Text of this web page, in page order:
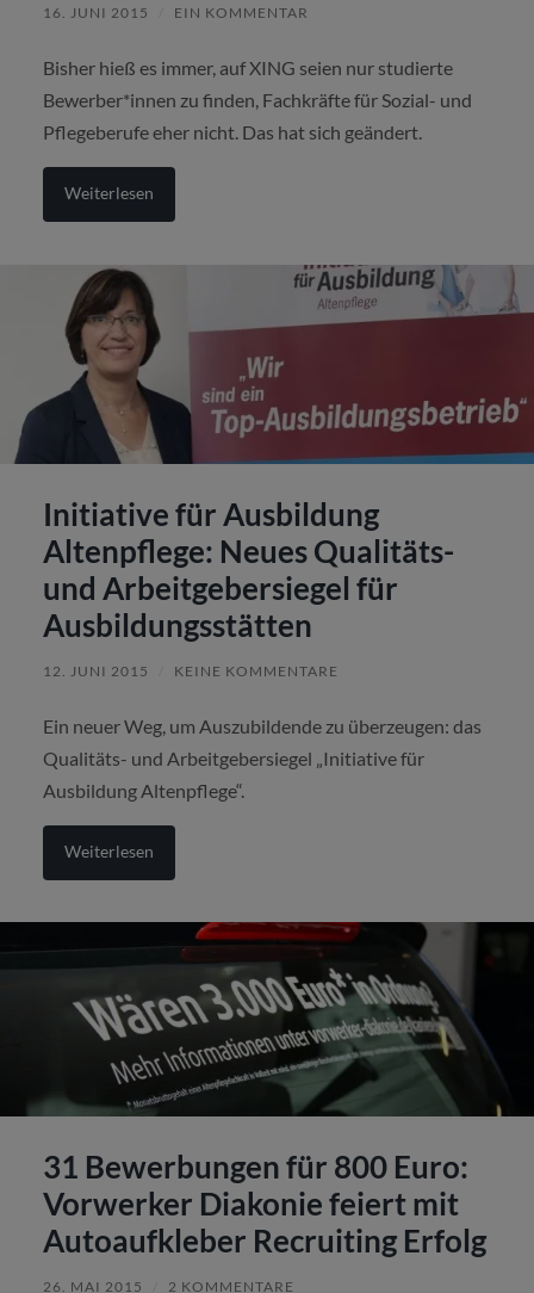
16. JUNI 2015 EIN KOMMENTAR
Bisher hieß es immer, auf XING seien nur studierte
Bewerber*innen zu finden, Fachkräfte für Sozial- und
Pflegeberufe eher nicht. Das hat sich geändert.
Weiterlesen
Initiative für Ausbildung
Altenpflege: Neues Qualitäts-
und Arbeitgebersiegel für
Ausbildungsstätten
12. JUNI 2015 KEINE KOMMENTARE
Ein neuer Weg, um Auszubildende zu überzeugen: das
Qualitäts- und Arbeitgebersiegel „Initiative für
Ausbildung Altenpflege“.
Weiterlesen
31 Bewerbungen für 800 Euro:
Vorwerker Diakonie feiert mit
Autoaufkleber Recruiting Erfolg
26. MAI 2015 2 KOMMENTARE